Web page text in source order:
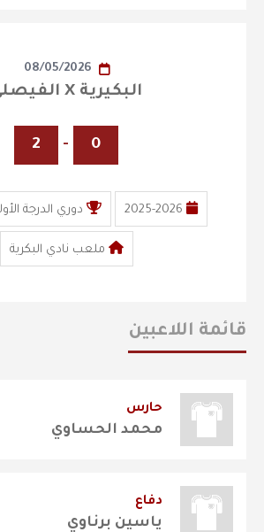
08/05/2026
البكيرية X الفيصلي
0
-
2
2025-2026 دوري الدرجة
ملعب نادي البكرية
قائمة اللاعبين
حارس
محمد الحساوي
دفاع
ياسين برناوي